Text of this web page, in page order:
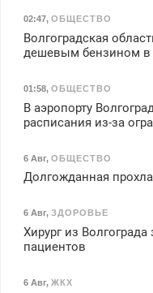
02:47, ОБЩЕСТВО
Волгоградская
дешевым бензином
01:58, ОБЩЕСТВО
В аэропорту
расписания из-за
6 Авг, ОБЩЕСТВО
Долгожданная
6 Авг, ЗДОРОВЬЕ
Хирург из
пациентов
6 Авг, ЖКХ